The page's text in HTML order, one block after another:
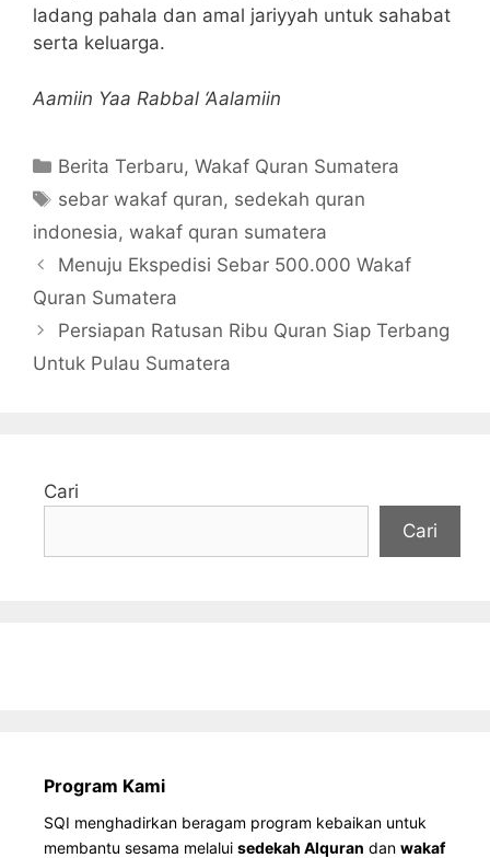
ladang pahala dan amal jariyyah untuk sahabat
serta keluarga.
Aamiin Yaa Rabbal ‘Aalamiin
Kategori
Berita Terbaru,Wakaf Quran Sumatera
Tag
sebar wakaf quran, sedekah quran
indonesia, wakaf quran sumatera
Menuju Ekspedisi Sebar 500.000 Wakaf
Quran Sumatera
Persiapan Ratusan Ribu Quran Siap Terbang
Untuk Pulau Sumatera
Cari
Cari
Program Kami
SQI menghadirkan beragam program kebaikan untuk
membantu sesama melalui sedekah Alquran dan wakaf